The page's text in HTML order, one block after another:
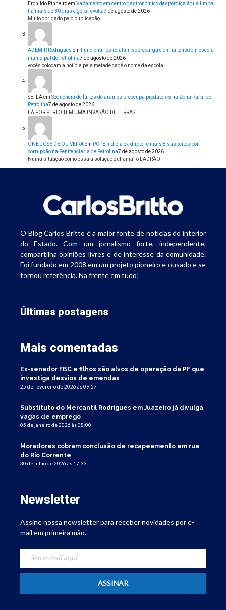
Eronildo Pinheiroem Vazamento em centro gastronômico desperdiça água limpa
há mais de 30 dias e gera revolta7 de agosto de 2026
Muito obrigado pelo publicação.
ADEMIR Rodrigues em Funcionários relatam sobrecarga e clima tenso em escola
municipal de Petrolina7 de agosto de 2026
vocês colocam a notícia pela metade cadê o nome da escola
SEI LÁem Sequência de furtos de arames preocupa produtores na Zona Rural de
Petrolina7 de agosto de 2026
LÁ POR PERTO TEM UMA INVASÃO DE TERRAS......
ONE JOSE DE OLIVEIRAem PCPE indicia ex-diretor e mais 8 suspeitos por
corrupção na Penitenciária de Petrolina7 de agosto de 2026
Numa situação como essa a solução é chamar o LADRÃO
O Blog Carlos Britto é a maior fonte de notícias do interior
do Estado. Com um jornalismo forte, independente,
compartilha opiniões livres e de interesse da comunidade.
Foi fundado em 2008 em um projeto pioneiro e ousado e se
tornou referência. Na frente em tudo!
Últimas postagens
Mais comentadas
Ex-senador FBC e filhos são alvos de operação da PF que
investiga desvios de emendas
25 de fevereiro de 2026 às 09:57
Substituto do Mercantil Rodrigues em Juazeiro já divulga
vagas de emprego
05 de janeiro de 2026 às 08:00
Moradores cobram conclusão de recapeamento em rua
do Rio Corrente
30 de julho de 2026 às 17:33
Newsletter
Assine nossa newsletter para receber novidades por e-
mail em primeira mão.